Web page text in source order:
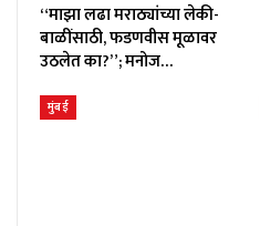
“माझा लढा मराठ्यांच्या लेकी-
बाळींसाठी, फडणवीस मूळावर
उठलेत का?”; मनोज…
मुंबई